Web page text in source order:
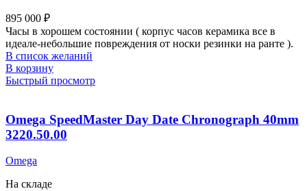
895 000 ₽
Часы в хорошем состоянии ( корпус часов керамика все в
идеале-небольшие повреждения от носки резинки на ранте ).
В список желаний
В корзину
Быстрый просмотр
Omega SpeedMaster Day Date Chronograph 40mm
3220.50.00
Omega
На складе